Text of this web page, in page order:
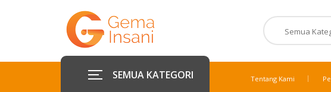
SEMUA KATEGORI Tentang Kami